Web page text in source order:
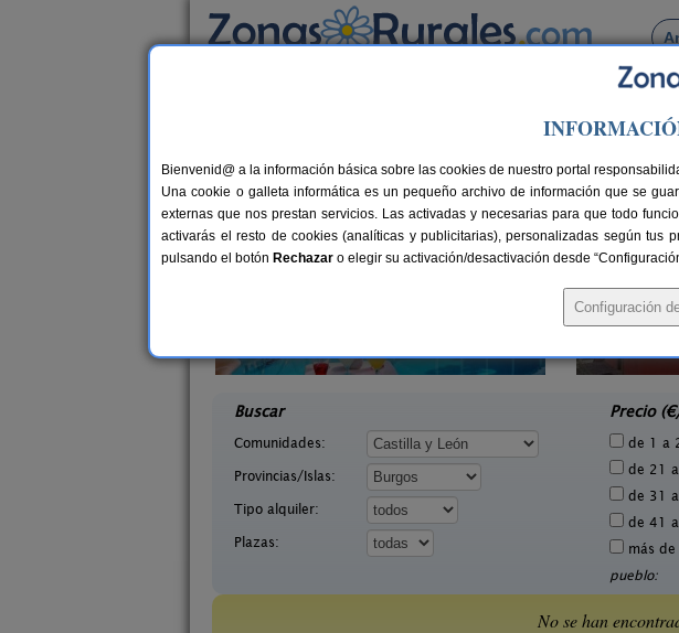
Busca por pueblo
Casas Rurales cerca de La Horra
47 €
Buscar
Comunidades:
Provincias/Islas:
Tipo alquiler:
Plazas:
Precio
de 1 a
de 21
de 31
de 41
más
pueblo:
No se han
Bienvenid@ a la información básica sobre las cookies de nuestro portal
Una cookie o galleta informática es un pequeño archivo de información que se
externas que nos prestan servicios. Las activadas y necesarias para que todo
activarás el resto de cookies (analíticas y publicitarias), personalizadas según tus
pulsando el botón Rechazar o elegir su activación/desactivación desde